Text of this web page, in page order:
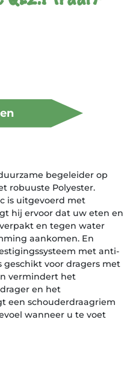
begeleider op
robuuste Polyester.
is uitgevoerd met
hij ervoor dat uw eten en
en tegen water
aankomen. En
met anti-
geschikt voor dragers met
vermindert het
en het
een schouderdraagriem
wanneer u te voet